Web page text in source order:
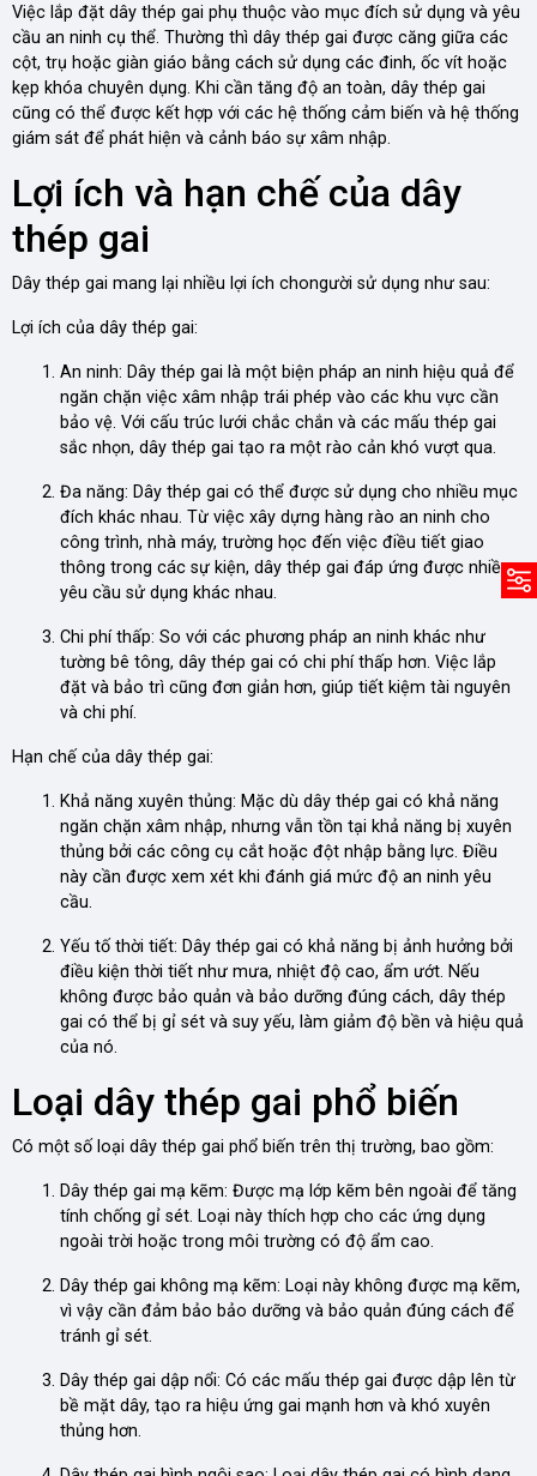
Việc lắp đặt dây thép gai phụ thuộc vào mục đích sử dụng và yêu
cầu an ninh cụ thể. Thường thì dây thép gai được căng giữa các
cột, trụ hoặc giàn giáo bằng cách sử dụng các đinh, ốc vít hoặc
kẹp khóa chuyên dụng. Khi cần tăng độ an toàn, dây thép gai
cũng có thể được kết hợp với các hệ thống cảm biến và hệ thống
giám sát để phát hiện và cảnh báo sự xâm nhập.
Lợi ích và hạn chế của dây
thép gai
Dây thép gai mang lại nhiều lợi ích chongười sử dụng như sau:
Lợi ích của dây thép gai:
An ninh: Dây thép gai là một biện pháp an ninh hiệu quả để
ngăn chặn việc xâm nhập trái phép vào các khu vực cần
bảo vệ. Với cấu trúc lưới chắc chắn và các mấu thép gai
sắc nhọn, dây thép gai tạo ra một rào cản khó vượt qua.
Đa năng: Dây thép gai có thể được sử dụng cho nhiều mục
đích khác nhau. Từ việc xây dựng hàng rào an ninh cho
công trình, nhà máy, trường học đến việc điều tiết giao
thông trong các sự kiện, dây thép gai đáp ứng được nhiều
yêu cầu sử dụng khác nhau.
Chi phí thấp: So với các phương pháp an ninh khác như
tường bê tông, dây thép gai có chi phí thấp hơn. Việc lắp
đặt và bảo trì cũng đơn giản hơn, giúp tiết kiệm tài nguyên
và chi phí.
Hạn chế của dây thép gai:
Khả năng xuyên thủng: Mặc dù dây thép gai có khả năng
ngăn chặn xâm nhập, nhưng vẫn tồn tại khả năng bị xuyên
thủng bởi các công cụ cắt hoặc đột nhập bằng lực. Điều
này cần được xem xét khi đánh giá mức độ an ninh yêu
cầu.
Yếu tố thời tiết: Dây thép gai có khả năng bị ảnh hưởng bởi
điều kiện thời tiết như mưa, nhiệt độ cao, ẩm ướt. Nếu
không được bảo quản và bảo dưỡng đúng cách, dây thép
gai có thể bị gỉ sét và suy yếu, làm giảm độ bền và hiệu quả
của nó.
Loại dây thép gai phổ biến
Có một số loại dây thép gai phổ biến trên thị trường, bao gồm:
Dây thép gai mạ kẽm: Được mạ lớp kẽm bên ngoài để tăng
tính chống gỉ sét. Loại này thích hợp cho các ứng dụng
ngoài trời hoặc trong môi trường có độ ẩm cao.
Dây thép gai không mạ kẽm: Loại này không được mạ kẽm,
vì vậy cần đảm bảo bảo dưỡng và bảo quản đúng cách để
tránh gỉ sét.
Dây thép gai dập nổi: Có các mấu thép gai được dập lên từ
bề mặt dây, tạo ra hiệu ứng gai mạnh hơn và khó xuyên
thủng hơn.